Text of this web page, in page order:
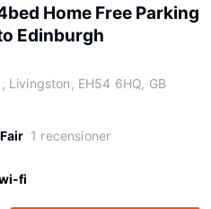
Home Free Parking
Edinburgh
Livingston, EH54 6HQ, GB
Fair 1 recensioner
fi